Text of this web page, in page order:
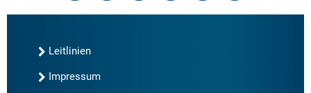
Leitlinien
Impressum